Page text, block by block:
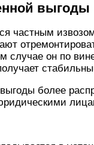
выгоды
частным
случае он по
более